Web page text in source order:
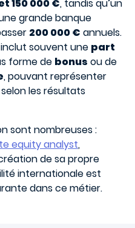
150 000 €, tandis qu’un
grande banque
200 000 € annuels.
inclut souvent une part
forme de bonus ou de
, pouvant représenter
les résultats
sont nombreuses :
equity analyst,
de sa propre
internationale est
dans ce métier.